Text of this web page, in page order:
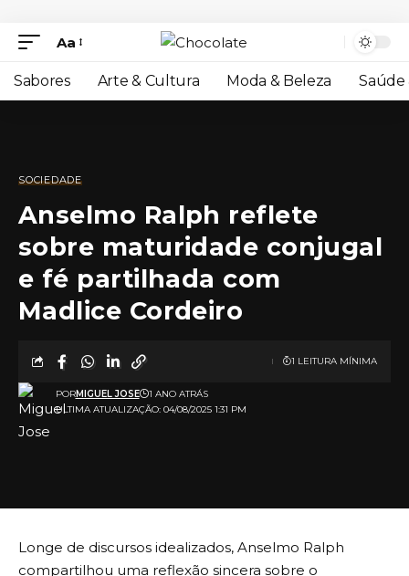
Aa
Sabores Arte & Cultura Moda & Beleza Saúde
SOCIEDADE
Anselmo Ralph reflete
sobre maturidade conjugal
e fé partilhada com
Madlice Cordeiro
ULTIMA ATUALIZAÇÃO: 04/08/2025 1:31 PM
PORMIGUEL JOSE 1 ANO ATRÁS
1 LEITURA MÍNIMA
Longe de discursos idealizados, Anselmo Ralph
compartilhou uma reflexão sincera sobre o